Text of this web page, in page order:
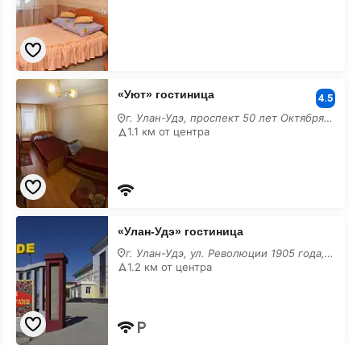
«Уют»
гостиница
в
центре
«Уют» гостиница 4.5
г. Улан-Удэ, проспект 50 лет Октября, 15
1.1 км от центра
«Улан-
гостиница
центре
«Улан-Удэ» гостиница
г. Улан-Удэ, ул. Революции 1905 года, 78а
1.2 км от центра